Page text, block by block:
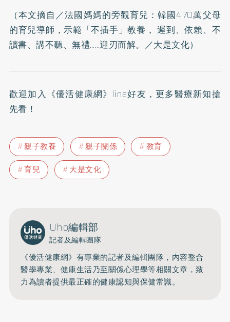
（本文摘自／法國媽媽的旁觀育兒：韓國470萬父母
的育兒導師，示範「不插手」教養， 遲到、依賴、不
讀書、講不聽、無禮……迎刃而解。 ／大是文化）
歡迎加入 《優活健康網》line好友 ，更多醫療新知搶
先看！
親子教養 親子關係
教育
育兒
大是文化
Uho編輯部
記者及編輯團隊
《優活健康網》有專業的記者及編輯團隊，內容整合
醫學專業、健康生活乃至關係心理學等相關文章，致
力為讀者提供最正確的健康認知與保健常識。